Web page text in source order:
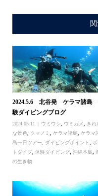
2024.5.6 北谷発 ケラマ諸島
験ダイビングブログ
2024.05.11 ウミウシ ウミガメ
きれ
な景色
クマノミ ケラマ諸島
ケラマ
島一日ツアー
ダイビングポイント
トダイブ, 体験ダイビング, 沖縄本島
の生き物